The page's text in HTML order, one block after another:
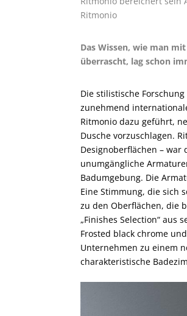
Ritmonio
Das Wissen, wie man
überrascht, lag schon
Die stilistische
zunehmend
Ritmonio dazu geführt,
Dusche vorzuschlagen.
Designoberflächen – war
unumgängliche
Badumgebung. Die
Eine Stimmung, die sich
zu den Oberflächen, die
„Finishes Selection“ aus
Frosted black chrome
Unternehmen zu einem
charakteristische